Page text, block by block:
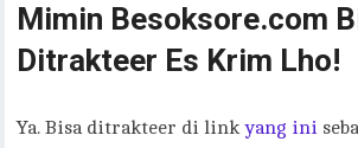
Mimin Besoksore.com
Ditrakteer Es Krim Lho!
Ya. Bisa ditrakteer di linkyang ini